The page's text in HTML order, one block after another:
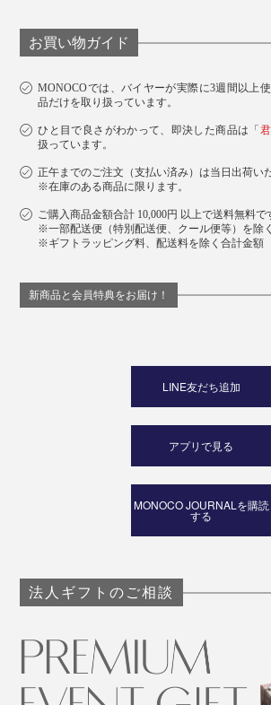
お買い物ガイド
MONOCOでは、バイヤーが実際に3週間以上
品だけを取り扱っています。
ひと目で良さがわかって、即決した商品は「
扱っています。
正午までのご注文（支払い済み）は当日出荷い
※在庫のある商品に限ります。
ご購入商品金額合計 10,000円 以上で送料無料で
※一部配送便（特別配送便、クール便等）を除く
※ギフトラッピング料、配送料を除く合計金額
新商品と会員特典をお届け！
LINE友だち追加
アプリで見る
MONOCO JOURNALを購読
する
法人ギフトのご相談